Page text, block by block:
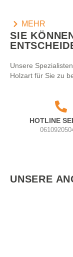
MEHR
SIE
Unsere
Holzart für Sie zu
HOTLINE
UNSERE